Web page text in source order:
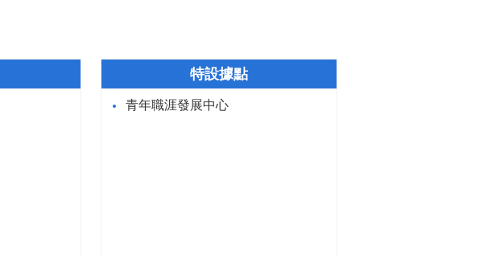
特設據點
青年職涯發展中心